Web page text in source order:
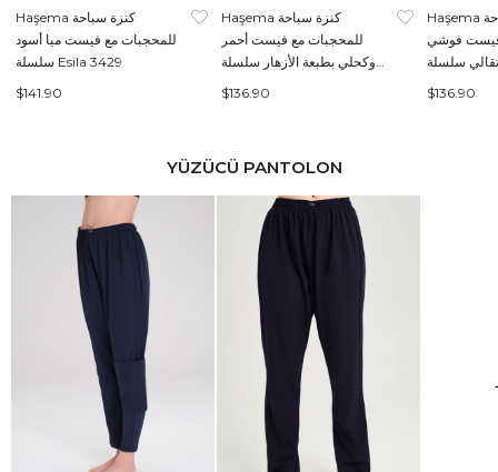
Haşema كنزة سباحة
للمحجبات مع فيست ميا أسود
سلسلة Esila 3429
$141.90
Haşema كنزة سباحة
للمحجبات مع فيست أحمر
وكحلي بطبعة الأزهار سلسلة
Esila 2934
$136.90
Haşema كنزة سباحة
فيست فوشي
$136.90
YÜZÜCÜ PANTOLON